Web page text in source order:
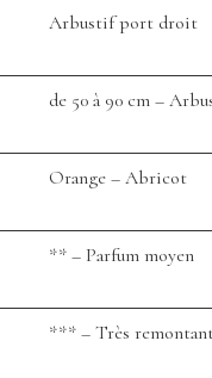
Arbustif port droit
de 50 à 90 cm –
Orange – Abricot
** – Parfum moyen
*** – Très